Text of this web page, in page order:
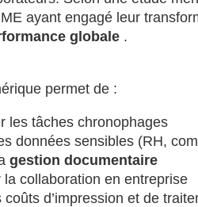
ayant engagé leur
globale .
Pourquoi digitaliser son
permet de :
les tâches chronophages
données sensibles (RH,
gestion documentaire
la collaboration en entreprise
coûts d’impression et de